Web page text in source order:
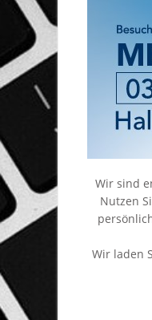
Wir sind
Nutzen
Wir laden